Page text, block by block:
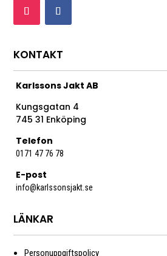
KONTAKT
Karlssons Jakt AB
Kungsgatan 4
745 31 Enköping
Telefon
0171 47 76 78
E-post
info@karlssonsjakt.se
LÄNKAR
Personuppgiftspolicy